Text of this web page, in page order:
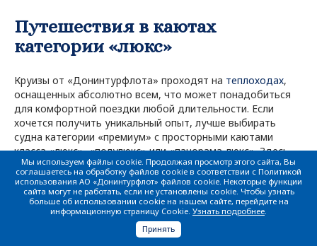
Путешествия в каютах
категории «люкс»
Круизы от «Донинтурфлота» проходят на теплоходах,
оснащенных абсолютно всем, что может понадобиться
для комфортной поездки любой длительности. Если
хочется получить уникальный опыт, лучше выбирать
судна категории «премиум» с просторными каютами
класса «люкс», «полулюкс» или «панорама-люкс». Здесь
вас ждет изысканное оформление номеров в
современном классическом стиле, индивидуальные
балконы с лучшими видами, панорамное остекление,
собственная ванная комната со всем необходимым, а
также безупречный уровень сервиса.
Мы используем файлы cookie. Продолжая просмотр этого сайта, Вы
соглашаетесь на обработку файлов cookie в соответствии с Политикой
использования АО «Донинтурфлот» файлов cookie. Некоторые функции
сайта могут не работать, если не установлены cookie. Чтобы узнать
больше об использовании cookie на нашем сайте, перейдите на
информационную страницу Cookie. Узнать подробнее.
Принять